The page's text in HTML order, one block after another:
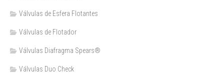
Válvulas de Esfera Flotantes
Válvulas de Flotador
Válvulas Diafragma Spears®️
Válvulas Duo Check